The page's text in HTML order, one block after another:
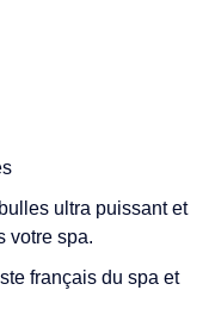
ultra puissant et
votre spa.
français du spa et